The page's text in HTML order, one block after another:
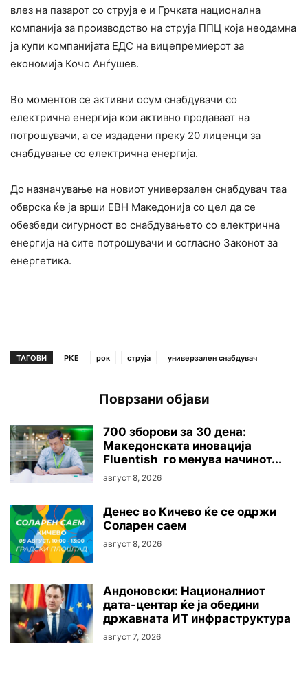
влез на пазарот со струја е и Грчката национална
компанија за производство на струја ППЦ која неодамна
ја купи компанијата ЕДС на вицепремиерот за
економија Кочо Анѓушев.
Во моментов се активни осум снабдувачи со
електрична енергија кои активно продаваат на
потрошувачи, а се издадени преку 20 лиценци за
снабдување со електрична енергија.
До назначување на новиот универзален снабдувач таа
обврска ќе ја врши ЕВН Македонија со цел да се
обезбеди сигурност во снабдувањето со електрична
енергија на сите потрошувачи и согласно Законот за
енергетика.
ТАГОВИ РКЕ рок струја универзален снабдувач
Поврзани објави
700 зборови за 30 дена:
Македонската иновација
Fluentish го менува начинот...
август 8, 2026
Денес во Кичево ќе се одржи
Соларен саем
август 8, 2026
Андоновски: Националниот
дата-центар ќе ја обедини
државната ИТ инфраструктура
август 7, 2026